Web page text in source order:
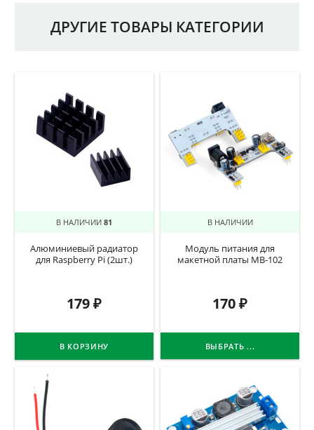
ДРУГИЕ ТОВАРЫ КАТЕГОРИИ
В НАЛИЧИИ 81
Алюминиевый радиатор
для Raspberry Pi (2шт.)
179₽
В КОРЗИНУ
В НАЛИЧИИ
Модуль питания для
макетной платы MB-102
170₽
ВЫБРАТЬ ...